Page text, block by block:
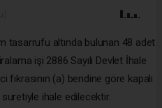
tasarrufu altında bulunan 48 adet
işi 2886 Sayılı Devlet İhale
(a) bendine göre kapalı
ihale edilecektir.